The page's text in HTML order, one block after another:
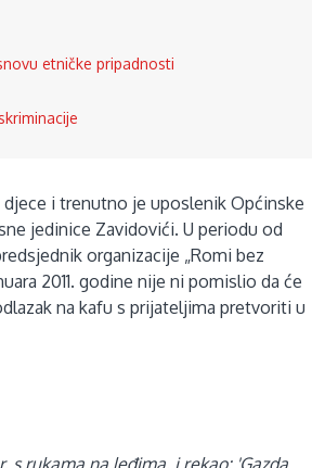
etničke pripadnosti
i trenutno je uposlenik Općinske
jedinice Zavidovići. U periodu od
organizacije „Romi bez
2011. godine nije ni pomislio da će
na kafu s prijateljima pretvoriti u
s rukama na leđima, i rekao: 'Gazda